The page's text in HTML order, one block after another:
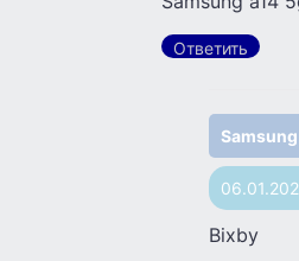
Ответить
Bixby